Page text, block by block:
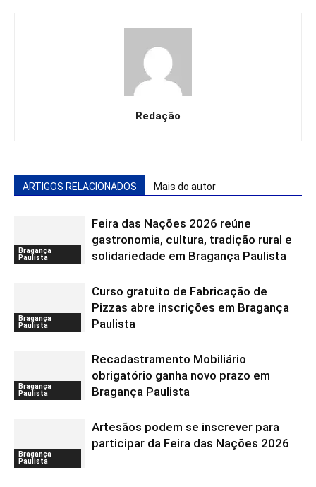
Redação
ARTIGOS RELACIONADOS Mais do autor
Bragança
Paulista
Feira das Nações 2026 reúne
gastronomia, cultura, tradição rural e
solidariedade em Bragança Paulista
Bragança
Paulista
Curso gratuito de Fabricação de
Pizzas abre inscrições em Bragança
Paulista
Bragança
Paulista
Recadastramento Mobiliário
obrigatório ganha novo prazo em
Bragança Paulista
Bragança
Paulista
Artesãos podem se inscrever para
participar da Feira das Nações 2026